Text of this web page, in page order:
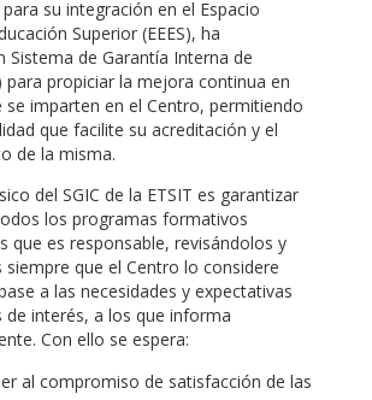
su integración en el Espacio
Superior (EEES), ha
Sistema de Garantía Interna de
para propiciar la mejora continua en
imparten en el Centro, permitiendo
que facilite su acreditación y el
de la misma.
del SGIC de la ETSIT es garantizar
los programas formativos
que es responsable, revisándolos y
que el Centro lo considere
a las necesidades y expectativas
de interés, a los que informa
Con ello se espera:
al compromiso de satisfacción de las